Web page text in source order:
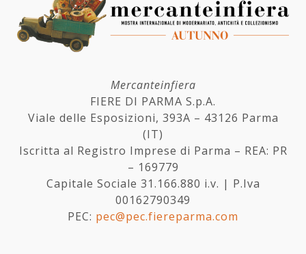
Mercanteinfiera
FIERE DI PARMA S.p.A.
Viale delle Esposizioni, 393A – 43126 Parma
(IT)
Iscritta al Registro Imprese di Parma – REA: PR
– 169779
Capitale Sociale 31.166.880 i.v. | P.Iva
00162790349
PEC: pec@pec.fiereparma.com